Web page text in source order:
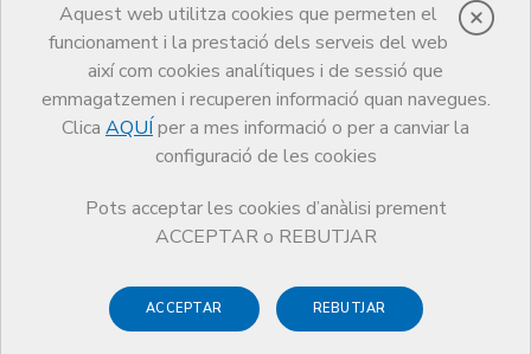
Aquest web utilitza cookies que permeten el
funcionament i la prestació dels serveis del web
així com cookies analítiques i de sessió que
emmagatzemen i recuperen informació quan navegues.
Clica AQUÍ per a mes informació o per a canviar la
configuració de les cookies
Pots acceptar les cookies d’anàlisi prement
ACCEPTAR o REBUTJAR
ACCEPTAR REBUTJAR
Notícies
Comunicació
Notícies
RENDA 2013. Descarrega't la informació d'utilitat fiscal
20 D’ABRIL DE 2014
RENDA 2013. Descarrega't la